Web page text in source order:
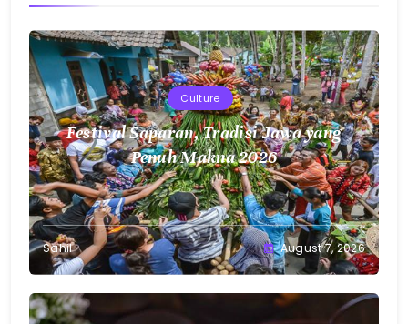
Culture
Festival Saparan, Tradisi Jawa yang
Penuh Makna 2026
Sahil August 7, 2026